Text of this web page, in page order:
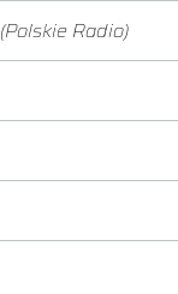
(Polskie Radio)